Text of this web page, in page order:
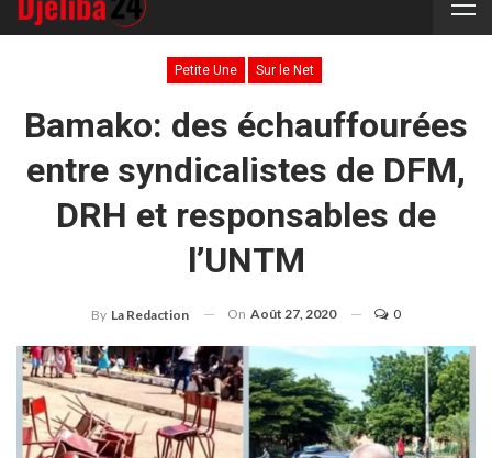
Petite Une Sur le Net
Bamako: des échauffourées
entre syndicalistes de DFM,
DRH et responsables de
l’UNTM
By La Redaction On Août 27, 2020 0